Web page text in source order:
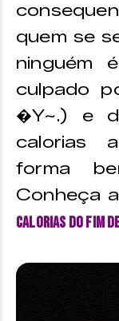
quem se
ninguém
culpado
�Y~.) e
calorias
forma
Conheça
calorias do Fim